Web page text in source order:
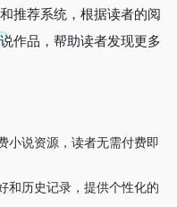
推荐系统，根据读者的阅
作品，帮助读者发现更多
小说资源，读者无需付费即
和历史记录，提供个性化的